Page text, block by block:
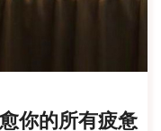
你的所有疲惫